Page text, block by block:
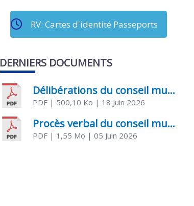
RV: Cartes d'identité Passeports
DERNIERS DOCUMENTS
Délibérations du conseil municipal du 18 juin 2026
PDF | 500,10 Ko | 18 Juin 2026
Procès verbal du conseil municipal du 05 juin 2026
PDF | 1,55 Mo | 05 Juin 2026